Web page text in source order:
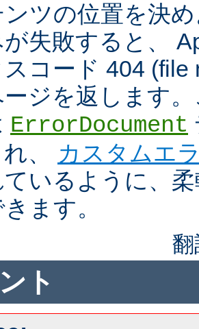
ンツの位置を決
失敗すると、
コード 404 (file
ージを返します
ErrorDocument
、
カスタムエ
いるように、
ます。
ト